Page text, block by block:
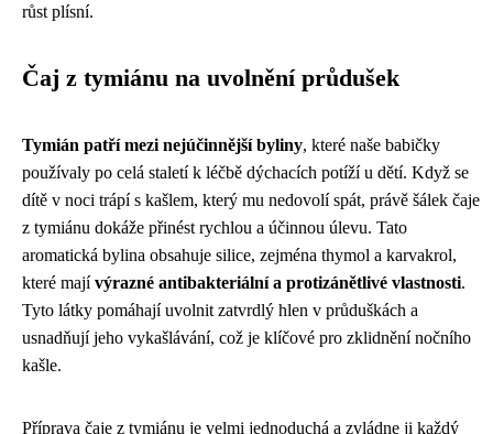
růst plísní.
Čaj z tymiánu na uvolnění průdušek
Tymián patří mezi nejúčinnější byliny, které naše babičky
používaly po celá staletí k léčbě dýchacích potíží u dětí. Když se
dítě v noci trápí s kašlem, který mu nedovolí spát, právě šálek čaje
z tymiánu dokáže přinést rychlou a účinnou úlevu. Tato
aromatická bylina obsahuje silice, zejména thymol a karvakrol,
které majívýrazné antibakteriální a protizánětlivé vlastnosti.
Tyto látky pomáhají uvolnit zatvrdlý hlen v průduškách a
usnadňují jeho vykašlávání, což je klíčové pro zklidnění nočního
kašle.
Příprava čaje z tymiánu je velmi jednoduchá a zvládne ji každý